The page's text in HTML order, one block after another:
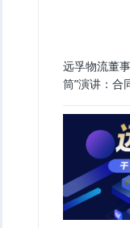
远孚物流董
筒”演讲：合